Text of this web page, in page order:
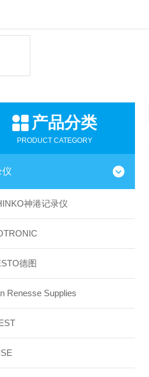
产品分类
PRODUCT CATEGORY
仪
神港记录仪
德图
Renesse Supplies